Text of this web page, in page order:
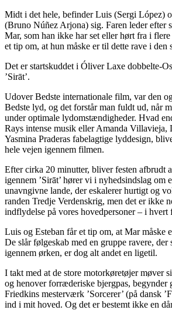
Midt i det hele, befinder Luis (Sergi López)
(Bruno Núñez Arjona) sig. Faren leder efter
Mar, som han ikke har set eller hørt fra i
et tip om, at hun måske er til dette rave i
Det er startskuddet i Óliver Laxe dobbelte-
’Sirāt’.
Udover Bedste internationale film, var den
Bedste lyd, og det forstår man fuldt ud, når
under optimale lydomstændigheder. Hvad
Rays intense musik eller Amanda Villavieja,
Yasmina Praderas fabelagtige lyddesign,
hele vejen igennem filmen.
Efter cirka 20 minutter, bliver festen afbrudt
igennem ’Sirāt’ hører vi i nyhedsindslag om
unavngivne lande, der eskalerer hurtigt og
randen Tredje Verdenskrig, men det er ikke
indflydelse på vores hovedpersoner – i hvert
Luis og Esteban får et tip om, at Mar måske
De slår følgeskab med en gruppe ravere, der
igennem ørken, er dog alt andet en ligetil.
I takt med at de store motorkøretøjer møver
og henover forræderiske bjergpas,
Friedkins mesterværk ’Sorcerer’ (på dansk
ind i mit hoved. Og det er bestemt ikke en